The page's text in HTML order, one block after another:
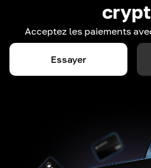
Acceptez les paiements
Essayer